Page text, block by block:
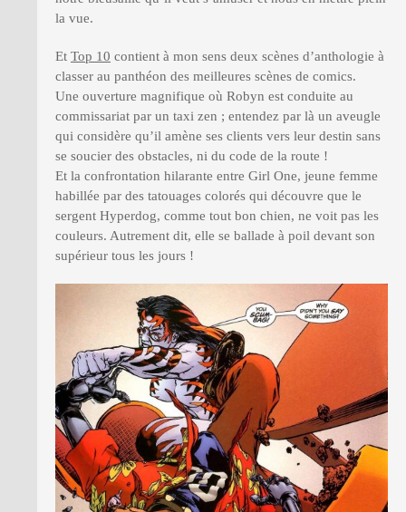
la vue.
Et Top 10 contient à mon sens deux scènes d’anthologie à
classer au panthéon des meilleures scènes de comics.
Une ouverture magnifique où Robyn est conduite au
commissariat par un taxi zen ; entendez par là un aveugle
qui considère qu’il amène ses clients vers leur destin sans
se soucier des obstacles, ni du code de la route !
Et la confrontation hilarante entre Girl One, jeune femme
habillée par des tatouages colorés qui découvre que le
sergent Hyperdog, comme tout bon chien, ne voit pas les
couleurs. Autrement dit, elle se ballade à poil devant son
supérieur tous les jours !